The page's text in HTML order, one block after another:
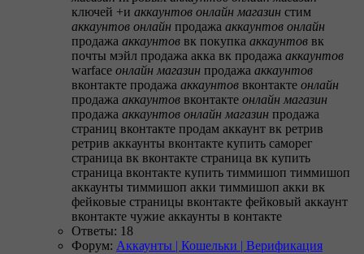
ключей +и аккаунтов онлайн магазин стим
аккаунтов онлайн продажа аккаунтов онлайн
продажа аккаунтов вк покупка аккаунтов вк
почты мэйл продажа акка вк продажа аккаунтов
warface онлайн магазин продажа аккаунтов
вконтакте продажа аккаунтов вконтакте онлайн
продажа аккаунтов вконтакте онлайн магазин
продажа аккаунтов онлайн магазин продажа
страниц вконтакте продам аккаунт вк ретрив
ретрив аккаунты вконтакте купить саморег
страница вк вконтакте страница вк купить
страница вконтакте купить тиммишоп тиммишоп
аккаунты тиммишоп акки тиммишоп акки вк
фейковые страницы вконтакте фейковый аккаунт
вконтакте чужие аккаунты в контакте
Ответы: 18
Форум: Аккаунты | Кошельки | Верификация